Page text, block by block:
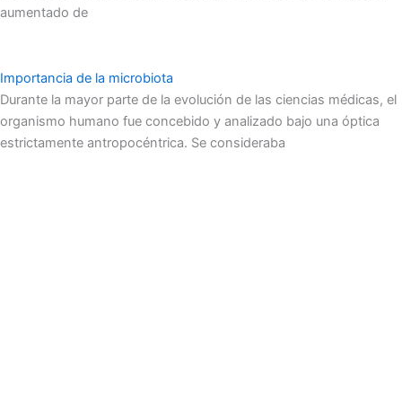
aumentado de
Importancia de la microbiota
Durante la mayor parte de la evolución de las ciencias médicas, el
organismo humano fue concebido y analizado bajo una óptica
estrictamente antropocéntrica. Se consideraba